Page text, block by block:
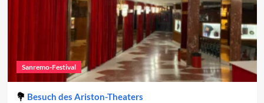
Sanremo-Festival
Besuch des Ariston-Theaters